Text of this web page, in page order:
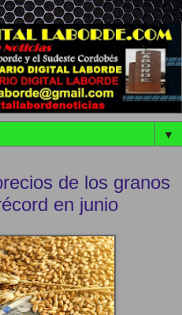
▼
de los granos
en junio